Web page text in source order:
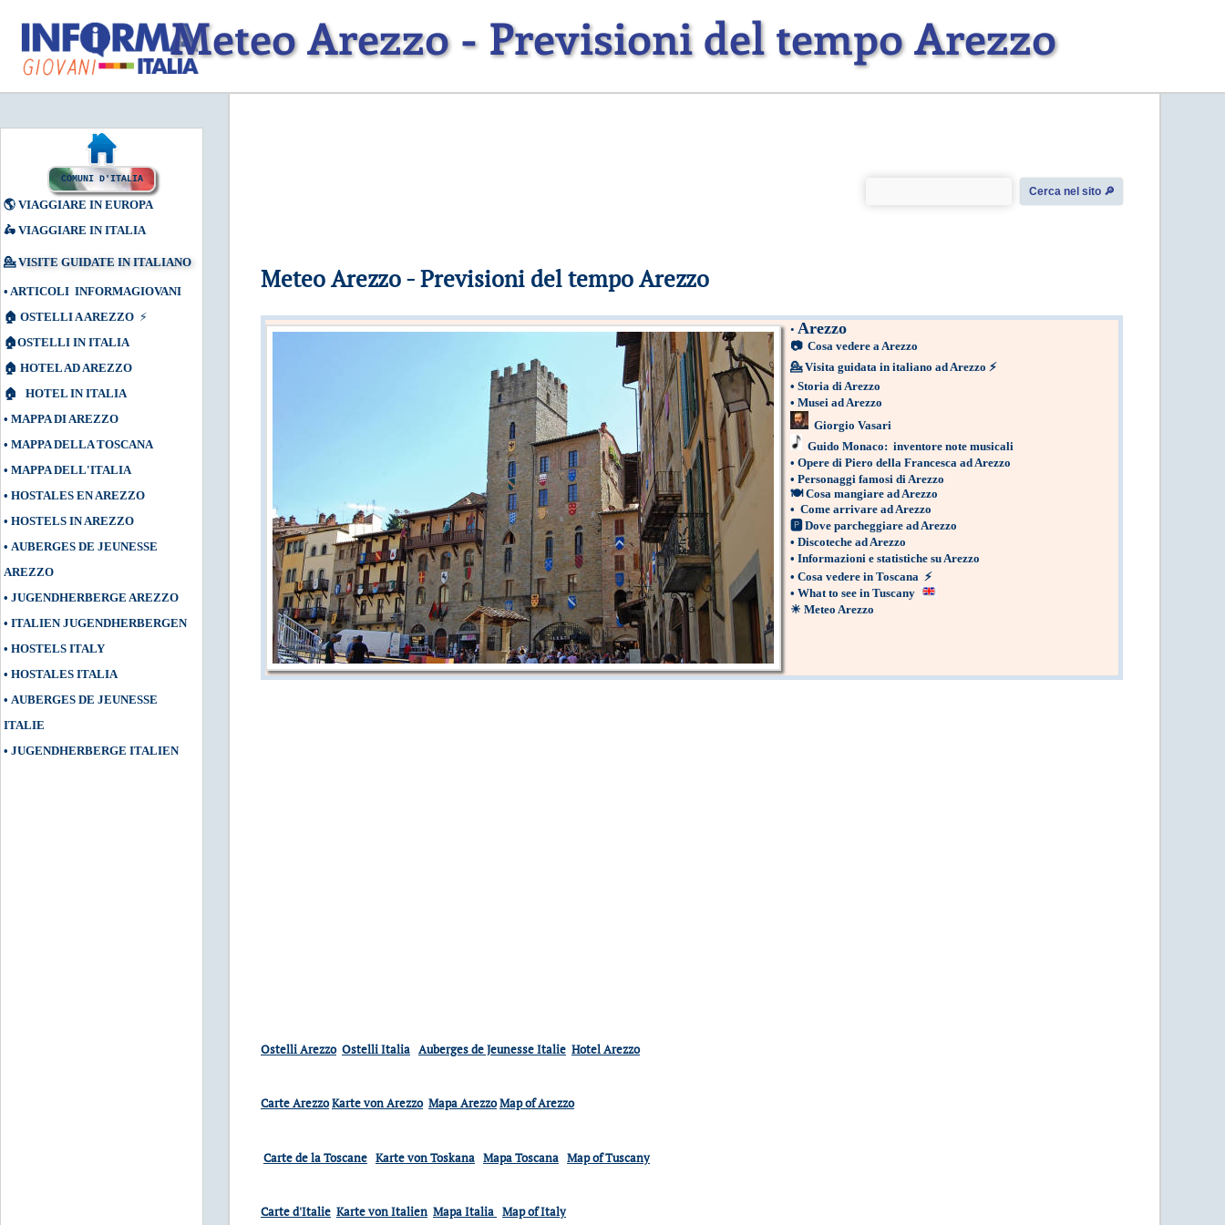
Meteo Arezzo - Previsioni del tempo Arezzo
COMUNI D'ITALIA
🌎 VIAGGIARE IN EUROPA
🛵 VIAGGIARE IN ITALIA
💁 VISITE GUIDATE IN ITALIANO
• ARTICOLI INFORMAGIOVANI
🏠 OSTELLI A AREZZO ⚡
🏠OSTELLI IN ITALIA
🏠 HOTEL AD AREZZO
🏠
HOTEL IN ITALIA
• MAPPA DI AREZZO
• MAPPA DELLA TOSCANA
• MAPPA DELL'ITALIA
• HOSTALES EN AREZZO
• HOSTELS IN AREZZO
• AUBERGES DE JEUNESSE
AREZZO
• JUGENDHERBERGE AREZZO
• ITALIEN JUGENDHERBERGEN
• HOSTELS ITALY
• HOSTALES ITALIA
• AUBERGES DE JEUNESSE
ITALIE
• JUGENDHERBERGE ITALIEN
Cerca nel sito 🔎︎
Meteo Arezzo - Previsioni del tempo Arezzo
• Arezzo
📷 Cosa vedere a Arezzo
💁 Visita guidata in italiano ad Arezzo ⚡
• Storia di Arezzo
• Musei ad Arezzo
Giorgio Vasari
Guido Monaco: inventore note musicali
• Opere di Piero della Francesca ad Arezzo
• Personaggi famosi di Arezzo
🍽 Cosa mangiare ad Arezzo
• Come arrivare ad Arezzo
🅿 Dove parcheggiare ad Arezzo
• Discoteche ad Arezzo
• Informazioni e statistiche su Arezzo
• Cosa vedere in Toscana ⚡
• What to see in Tuscany
☀ Meteo Arezzo
Ostelli Arezzo Ostelli Italia Auberges de Jeunesse Italie Hotel Arezzo
Carte ArezzoKarte von Arezzo Mapa ArezzoMap of Arezzo
Carte de la Toscane Karte von Toskana Mapa Toscana Map of Tuscany
Carte d'Italie Karte von Italien Mapa Italia Map of Italy